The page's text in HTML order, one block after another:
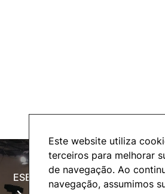
Este website utiliza
terceiros para melhorar
de navegação. Ao
navegação, assumimos
ESECTV